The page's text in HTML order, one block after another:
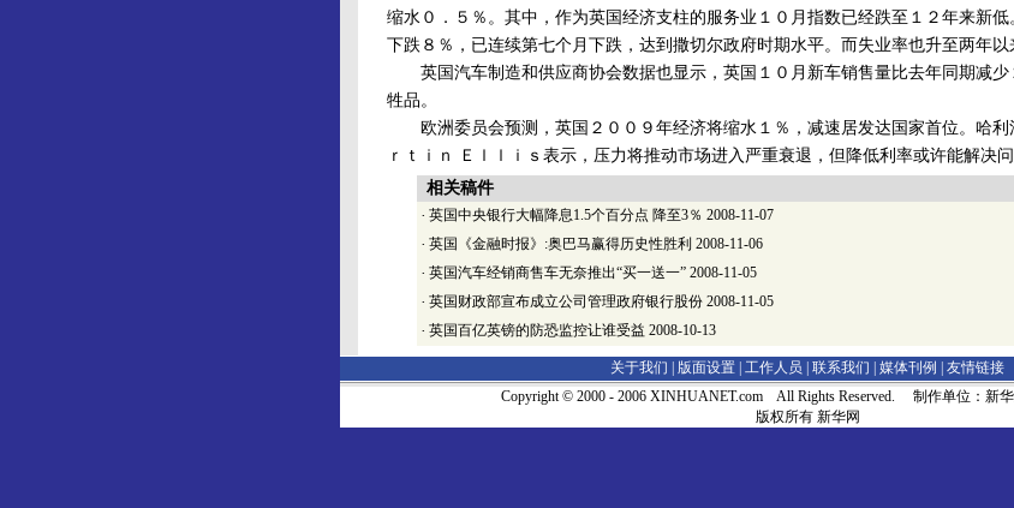
缩水０．５％。其中，作为英国经济支柱的服务业１０月指数已经跌至１２年来新
下跌８％，已连续第七个月下跌，达到撒切尔政府时期水平。而失业率也升至两年以
英国汽车制造和供应商协会数据也显示，英国１０月新车销售量比去年同期减少
牲品。
欧洲委员会预测，英国２００９年经济将缩水１％，减速居发达国家首位。哈利
ｒｔｉｎ Ｅｌｌｉｓ表示，压力将推动市场进入严重衰退，但降低利率或许能解决问
相关稿件
· 英国中央银行大幅降息1.5个百分点 降至3％ 2008-11-07
· 英国《金融时报》:奥巴马赢得历史性胜利 2008-11-06
· 英国汽车经销商售车无奈推出“买一送一” 2008-11-05
· 英国财政部宣布成立公司管理政府银行股份 2008-11-05
· 英国百亿英镑的防恐监控让谁受益 2008-10-13
关于我们 | 版面设置 工作人员 联系我们 媒体刊例
友情链接
Copyright © 2000 - 2006 XINHUANET.com All Rights Reserved. 制作单位：新
版权所有 新华网